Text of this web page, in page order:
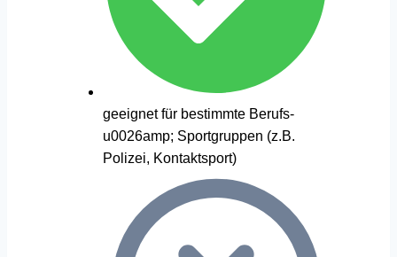
geeignet für bestimmte Berufs-
u0026amp; Sportgruppen (z.B.
Polizei, Kontaktsport)